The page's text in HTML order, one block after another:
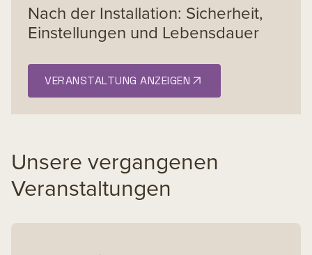
Nach der Installation: Sicherheit,
Einstellungen und Lebensdauer
VERANSTALTUNG ANZEIGEN
Unsere vergangenen
Veranstaltungen